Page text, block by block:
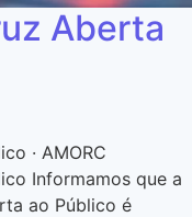
Aberta
· AMORC
Informamos que a
ao Público é